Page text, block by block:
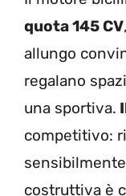
quota 145 CV
allungo
regalano
una sportiva.
competitivo:
costruttiva è